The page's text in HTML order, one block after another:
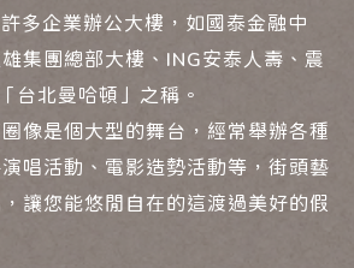
多企業辦公大樓，如國泰金融中
集團總部大樓、ING安泰人壽、震
台北曼哈頓」之稱。
像是個大型的舞台，經常舉辦各種
唱活動、電影造勢活動等，街頭藝
讓您能悠閒自在的這渡過美好的假